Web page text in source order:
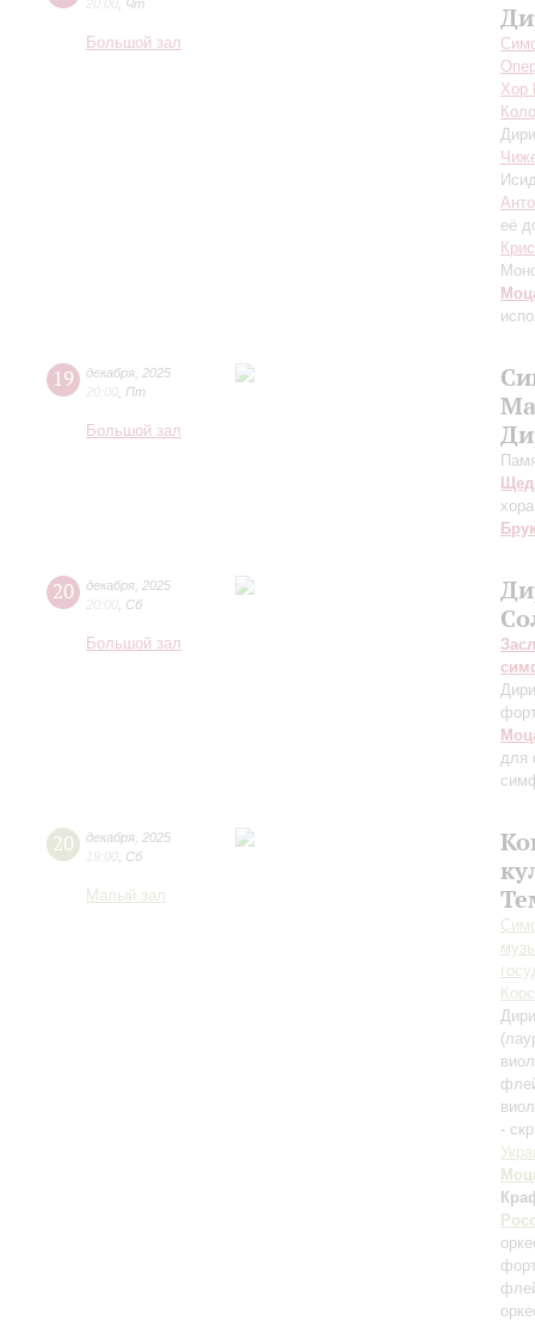
20:00 Чт
Большой зал
Хор
её
19 декабря 2025
20:00 Пт
Большой зал
20 декабря 2025
20:00 Сб
Большой зал
для
20 декабря 2025
19:00 Сб
Малый зал
-